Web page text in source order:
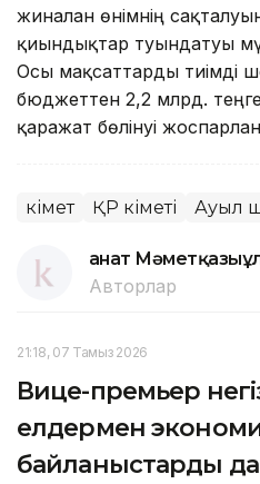
жиналған өнімнің
қиындықтар туындатуы
Осы мақсаттарды тиімді
бюджеттен 2,2 млрд.
қаражат бөлінуі
Үкімет ҚР Үкіметі Ауыл
Қанат
Авторлар
21:18, 07 Тамыз 2026
Вице-премьер
елдермен
байланыстарды